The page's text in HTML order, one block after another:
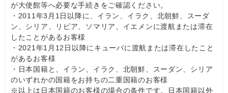
が大使館等へ必要な手続きをご確認ください。
・2011年3月1日以降に、イラン、イラク、北朝鮮、スーダ
ン、シリア、リビア、ソマリア、イエメンに渡航または滞在
したことがあるお客様
・2021年1月12日以降にキューバに渡航または滞在したこと
があるお客様
・日本国籍と、イラン、イラク、北朝鮮、スーダン、シリア
のいずれかの国籍をお持ちの二重国籍のお客様
※以上は日本国籍のお客様の場合の条件です。日本国籍以外